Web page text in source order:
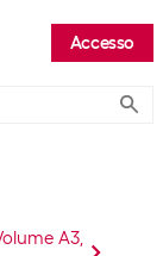
Accesso